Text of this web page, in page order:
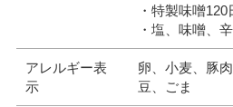
・特製味噌120
・塩、味噌、
アレルギー表
示
卵、小麦、豚
豆、ごま